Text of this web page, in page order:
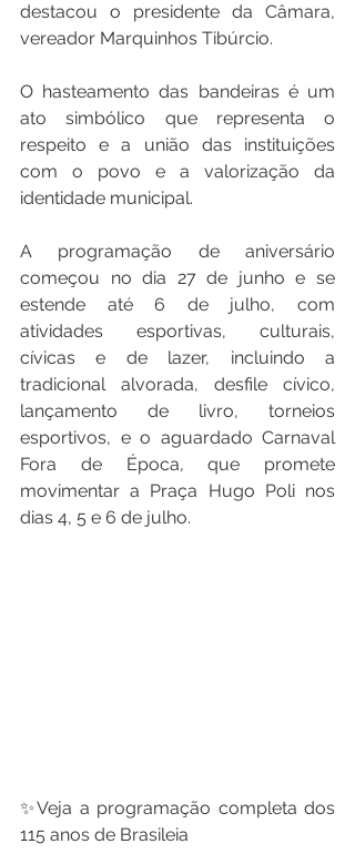
destacou o presidente da Câmara,
vereador Marquinhos Tibúrcio.
O hasteamento das bandeiras é um
ato simbólico que representa o
respeito e a união das instituições
com o povo e a valorização da
identidade municipal.
A programação de aniversário
começou no dia 27 de junho e se
estende até 6 de julho, com
atividades esportivas, culturais,
cívicas e de lazer, incluindo a
tradicional alvorada, desfile cívico,
lançamento de livro, torneios
esportivos, e o aguardado Carnaval
Fora de Época, que promete
movimentar a Praça Hugo Poli nos
dias 4, 5 e 6 de julho.
✨Veja a programação completa dos
115 anos de Brasileia